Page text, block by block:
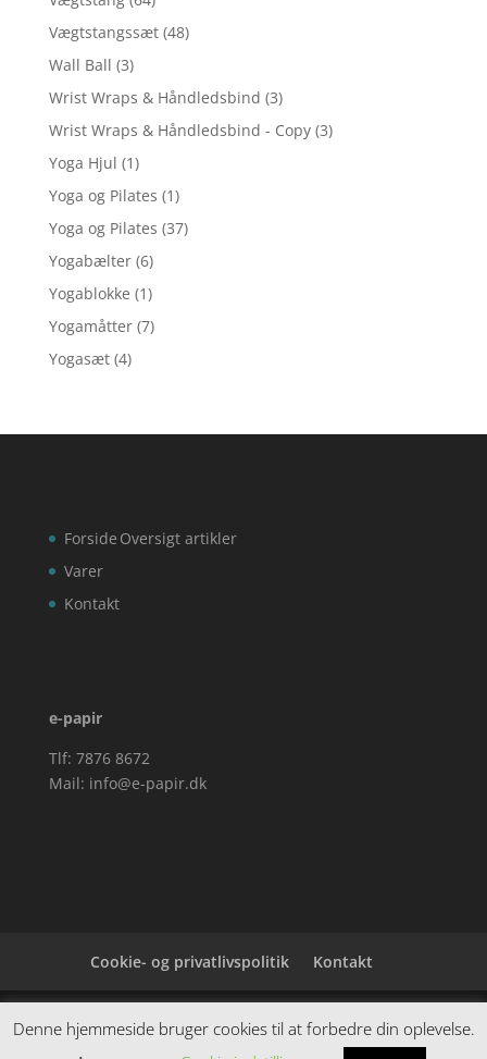
Vægtstangssæt (48)
Wall Ball (3)
Wrist Wraps & Håndledsbind (3)
Wrist Wraps & Håndledsbind - Copy (3)
Yoga Hjul (1)
Yoga og Pilates (1)
Yoga og Pilates (37)
Yogabælter (6)
Yogablokke (1)
Yogamåtter (7)
Yogasæt (4)
Forside
Varer
Kontakt
Oversigt artikler
e-papir
Tlf: 7876 8672
Mail: info@e-papir.dk
Cookie- og privatlivspolitik Kontakt
Denne hjemmeside samler et bredt udvalg af
spændende varer. Siden er et affiiliatesite, og nogle
Denne hjemmeside bruger cookies til at forbedre din oplevelse.